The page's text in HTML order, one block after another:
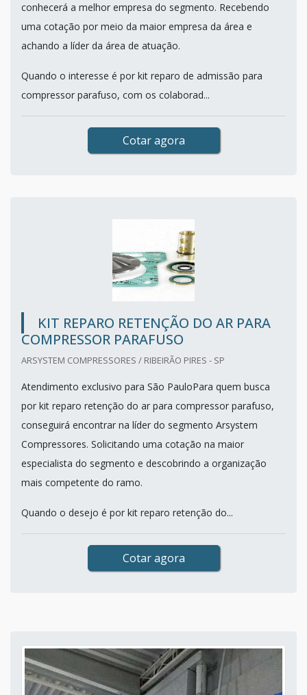
conhecerá a melhor empresa do segmento. Recebendo
uma cotação por meio da maior empresa da área e
achando a líder da área de atuação.
Quando o interesse é por kit reparo de admissão para
compressor parafuso, com os colaborad...
Cotar agora
KIT REPARO RETENÇÃO DO AR PARA
COMPRESSOR PARAFUSO
ARSYSTEM COMPRESSORES / RIBEIRÃO PIRES - SP
Atendimento exclusivo para São PauloPara quem busca
por kit reparo retenção do ar para compressor parafuso,
conseguirá encontrar na líder do segmento Arsystem
Compressores. Solicitando uma cotação na maior
especialista do segmento e descobrindo a organização
mais competente do ramo.
Quando o desejo é por kit reparo retenção do...
Cotar agora